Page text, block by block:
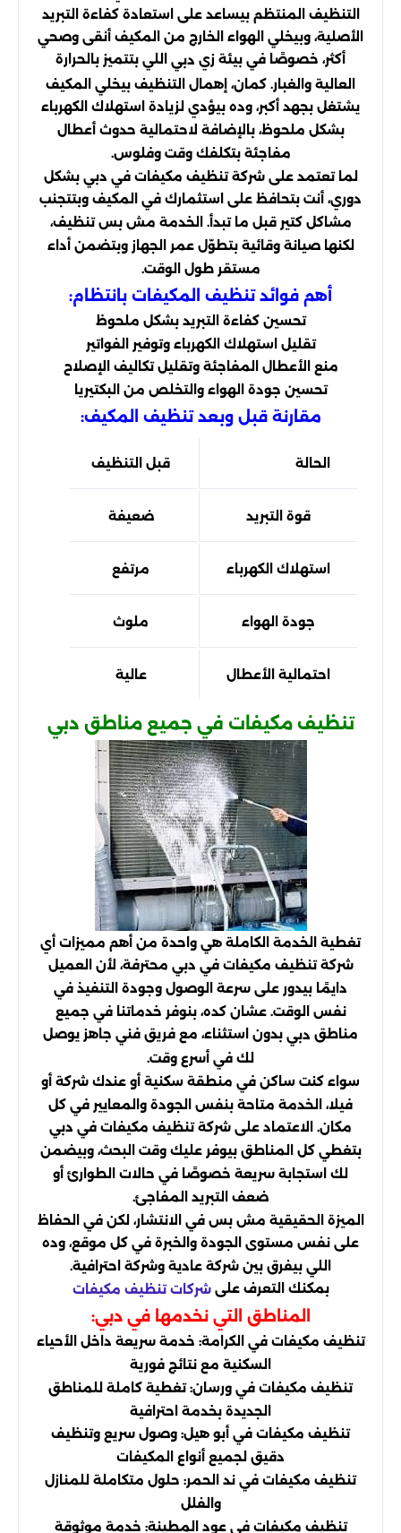
التنظيف المنتظم بيساعد على استعادة كفاءة التبريد
الأصلية، وبيخلي الهواء الخارج من المكيف أنقى وصحي
أكثر، خصوصًا في بيئة زي دبي اللي بتتميز بالحرارة
العالية والغبار. كمان، إهمال التنظيف بيخلي المكيف
يشتغل بجهد أكبر، وده بيؤدي لزيادة استهلاك الكهرباء
بشكل ملحوظ، بالإضافة لاحتمالية حدوث أعطال
مفاجئة بتكلفك وقت وفلوس.
لما تعتمد على شركة تنظيف مكيفات في دبي بشكل
دوري، أنت بتحافظ على استثمارك في المكيف وبتتجنب
مشاكل كتير قبل ما تبدأ. الخدمة مش بس تنظيف،
لكنها صيانة وقائية بتطوّل عمر الجهاز وبتضمن أداء
مستقر طول الوقت.
أهم فوائد تنظيف المكيفات بانتظام:
تحسين كفاءة التبريد بشكل ملحوظ
تقليل استهلاك الكهرباء وتوفير الفواتير
منع الأعطال المفاجئة وتقليل تكاليف الإصلاح
تحسين جودة الهواء والتخلص من البكتيريا
مقارنة قبل وبعد تنظيف المكيف:
الحالة قبل التنظيف
قوة التبريد ضعيفة
استهلاك الكهرباء مرتفع
جودة الهواء ملوث
احتمالية الأعطال عالية
تنظيف مكيفات في جميع مناطق دبي
تغطية الخدمة الكاملة هي واحدة من أهم مميزات أي
شركة تنظيف مكيفات في دبي محترفة، لأن العميل
دايمًا بيدور على سرعة الوصول وجودة التنفيذ في
نفس الوقت. عشان كده، بنوفر خدماتنا في جميع
مناطق دبي بدون استثناء، مع فريق فني جاهز يوصل
لك في أسرع وقت.
سواء كنت ساكن في منطقة سكنية أو عندك شركة أو
فيلا، الخدمة متاحة بنفس الجودة والمعايير في كل
مكان. الاعتماد على شركة تنظيف مكيفات في دبي
بتغطي كل المناطق بيوفر عليك وقت البحث، وبيضمن
لك استجابة سريعة خصوصًا في حالات الطوارئ أو
ضعف التبريد المفاجئ.
الميزة الحقيقية مش بس في الانتشار، لكن في الحفاظ
على نفس مستوى الجودة والخبرة في كل موقع، وده
اللي بيفرق بين شركة عادية وشركة احترافية.
بمكنك التعرف علىشركات تنظيف مكيفات
المناطق التي نخدمها في دبي:
تنظيف مكيفات في الكرامة: خدمة سريعة داخل الأحياء
السكنية مع نتائج فورية
تنظيف مكيفات في ورسان: تغطية كاملة للمناطق
الجديدة بخدمة احترافية
تنظيف مكيفات في أبو هيل: وصول سريع وتنظيف
دقيق لجميع أنواع المكيفات
تنظيف مكيفات في ند الحمر: حلول متكاملة للمنازل
والفلل
تنظيف مكيفات في عود المطينة: خدمة موثوقة